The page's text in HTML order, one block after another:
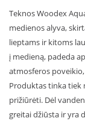
Teknos Woodex
medienos alyva,
lieptams ir kitoms
į medieną, padeda
atmosferos
Produktas tinka tiek
prižiūrėti. Dėl
greitai džiūsta ir yra